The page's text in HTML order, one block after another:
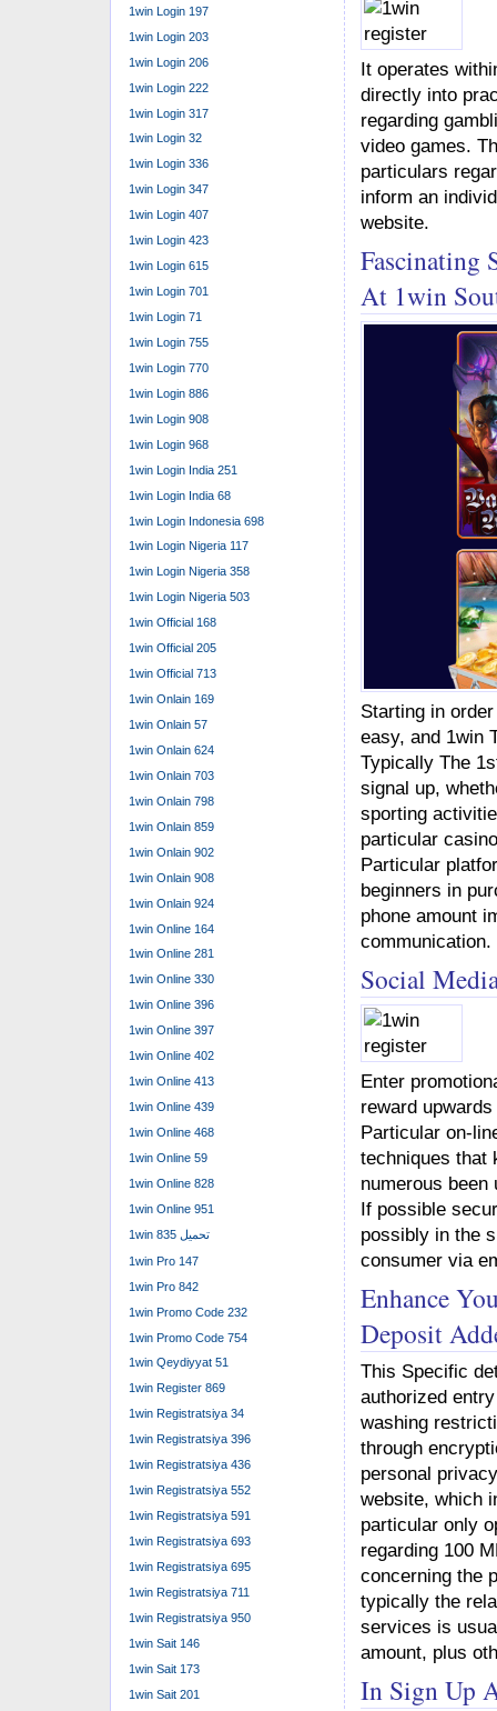
It operates
directly into
regarding
video games.
particulars
inform an
website.
Fascinating
At 1win
Starting in
easy, and 1win
Typically The
signal up,
sporting
particular
Particular
beginners in
phone amount
communication.
Social
Enter
reward
Particular on-
techniques that
numerous
If possible
possibly in the
consumer via
Enhance
Deposit
This Specific
authorized
washing
through
personal
website, which
particular only
regarding 100
concerning the
typically the
services is
amount, plus
In Sign Up
1win Login 197
1win Login 203
1win Login 206
1win Login 222
1win Login 317
1win Login 32
1win Login 336
1win Login 347
1win Login 407
1win Login 423
1win Login 615
1win Login 701
1win Login 71
1win Login 755
1win Login 770
1win Login 886
1win Login 908
1win Login 968
1win Login India 251
1win Login India 68
1win Login Indonesia 698
1win Login Nigeria 117
1win Login Nigeria 358
1win Login Nigeria 503
1win Official 168
1win Official 205
1win Official 713
1win Onlain 169
1win Onlain 57
1win Onlain 624
1win Onlain 703
1win Onlain 798
1win Onlain 859
1win Onlain 902
1win Onlain 908
1win Onlain 924
1win Online 164
1win Online 281
1win Online 330
1win Online 396
1win Online 397
1win Online 402
1win Online 413
1win Online 439
1win Online 468
1win Online 59
1win Online 828
1win Online 951
1win تحميل 835
1win Pro 147
1win Pro 842
1win Promo Code 232
1win Promo Code 754
1win Qeydiyyat 51
1win Register 869
1win Registratsiya 34
1win Registratsiya 396
1win Registratsiya 436
1win Registratsiya 552
1win Registratsiya 591
1win Registratsiya 693
1win Registratsiya 695
1win Registratsiya 711
1win Registratsiya 950
1win Sait 146
1win Sait 173
1win Sait 201